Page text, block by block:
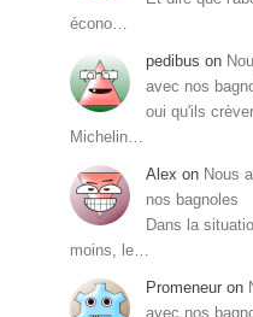
écono…
pedibus on
avec nos
oui qu'ils
Michelin…
Alex on Nous
nos bagnoles
Dans la
moins, le…
Promeneur on
avec nos